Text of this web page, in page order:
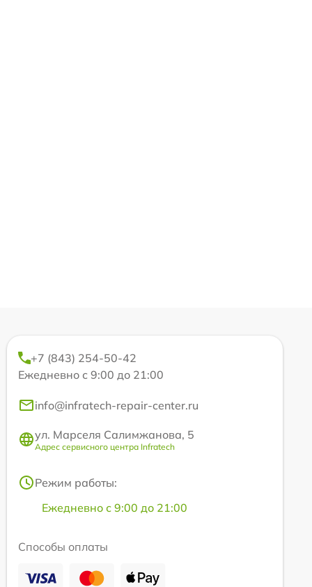
+7 (843) 254-50-42
Ежедневно с 9:00 до 21:00
info@infratech-repair-center.ru
ул. Марселя Салимжанова, 5
Адрес сервисного центра Infratech
Режим работы:
Ежедневно с 9:00 до 21:00
Способы оплаты